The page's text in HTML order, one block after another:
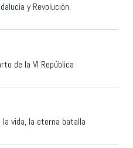
y Revolución.
de la VI República
vida, la eterna batalla